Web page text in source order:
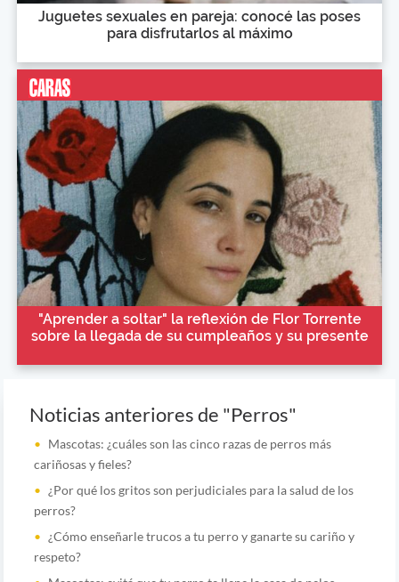
Juguetes sexuales en pareja: conocé las poses
para disfrutarlos al máximo
"Aprender a soltar" la reflexión de Flor Torrente
sobre la llegada de su cumpleaños y su presente
Noticias anteriores de "Perros"
Mascotas: ¿cuáles son las cinco razas de perros más
cariñosas y fieles?
¿Por qué los gritos son perjudiciales para la salud de los
perros?
¿Cómo enseñarle trucos a tu perro y ganarte su cariño y
respeto?